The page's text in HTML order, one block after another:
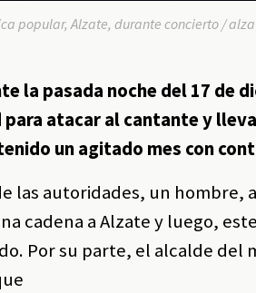
popular, Alzate, durante concierto /
la pasada noche del 17 de
atacar al cantante y
un agitado mes con
las autoridades, un hombre,
cadena a Alzate y luego,
Por su parte, el alcalde del